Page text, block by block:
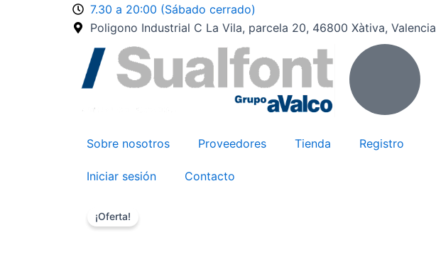
7.30 a 20:00 (Sábado cerrado)
Poligono Industrial C La Vila, parcela 20, 46800 Xàtiva, Valencia
Sobre nosotros Proveedores Tienda Registro
Iniciar sesión Contacto
¡Oferta!